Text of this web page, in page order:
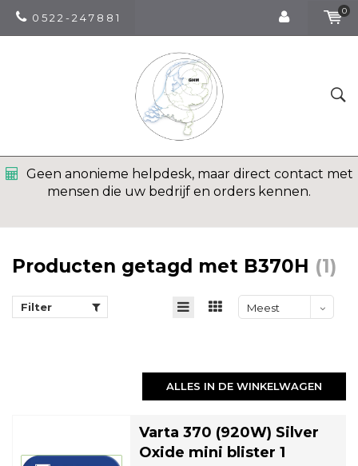
0 5 2 2 - 2 4 7 8 8 1
0
Geen anonieme helpdesk, maar direct contact met
mensen die uw bedrijf en orders kennen.
Producten getagd met B370H (1)
Filter
Meest
ALLES IN DE WINKELWAGEN
Varta 370 (920W) Silver
Oxide mini blister 1